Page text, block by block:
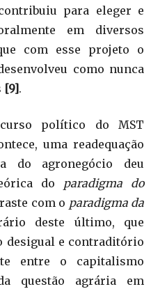
para eleger e
em diversos
com esse projeto o
como nunca
[9] .
político do MST
uma readequação
do agronegócio deu
do paradigma do
com o paradigma da
deste último, que
desigual e contraditório
entre o capitalismo
questão agrária em